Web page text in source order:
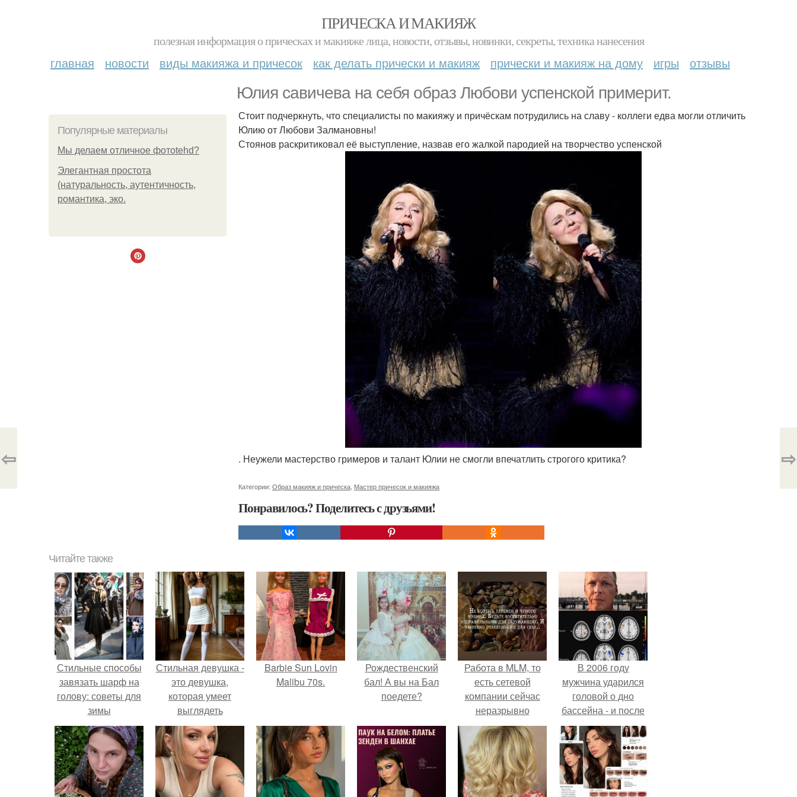
ПРИЧЕСКА И МАКИЯЖ
полезная информация о прическах и макияже лица, новости, отзывы, новинки, секреты, техника нанесения
главная новости виды макияжа и причесок как делать прически и макияж прически и макияж на дому игры отзывы
Юлия савичева на себя образ Любови успенской примерит.
Популярные материалы
Мы делаем отличное фотоtehd?
Элегантная простота
(натуральность, аутентичность,
романтика, эко.
Стоит подчеркнуть, что специалисты по макияжу и причёскам потрудились на славу - коллеги едва могли отличить
Юлию от Любови Залмановны!
Стоянов раскритиковал её выступление, назвав его жалкой пародией на творчество успенской
. Неужели мастерство гримеров и талант Юлии не смогли впечатлить строгого критика?
Категории: Образ макияж и прическа Мастер причесок и макияжа
Понравилось? Поделитесь с друзьями!
⇦ ⇨
Читайте также
Стильные способы
завязать шарф на
голову: советы для
зимы
Стильная девушка -
это девушка,
которая умеет
выглядеть
привлекательно и
элегантно в любои
ситуации.
Barbie Sun Lovin
Malibu 70s.
Рождественский
бал! А вы на Бал
поедете?
Работа в MLM, то
есть сетевой
компании сейчас
неразрывно
связана с создание
своего контента,
своей страницы в
соц сетях.
В 2006 году
мужчина ударился
головой о дно
бассейна - и после
этого его жизнь
изменилась самым
странным образом.